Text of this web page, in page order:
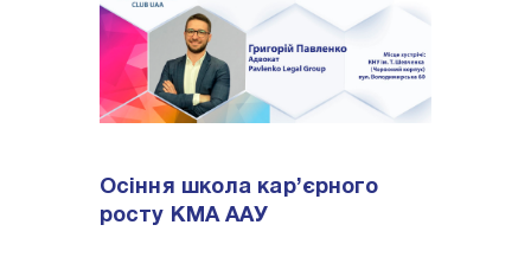
Осіння школа кар’єрного
росту КМА ААУ